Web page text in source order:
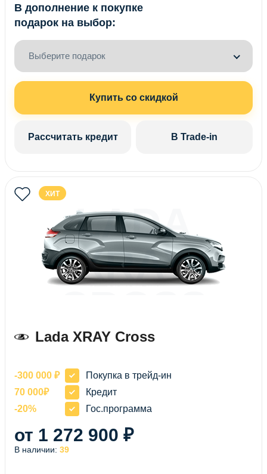
В дополнение к покупке
подарок на выбор:
Выберите подарок
Купить со скидкой
Рассчитать кредит В Trade-in
ХИТ
LADA
XRAY
Lada XRAY Cross
-300 000 ₽
Покупка в трейд-ин
70 000₽
Кредит
-20%
Гос.программа
от 1 272 900 ₽
В наличии: 39